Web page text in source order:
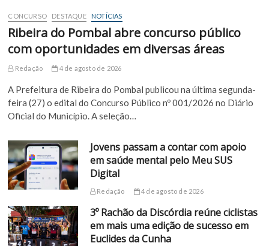
CONCURSO DESTAQUE NOTÍCIAS
Ribeira do Pombal abre concurso público
com oportunidades em diversas áreas
Redação 4 de agosto de 2026
A Prefeitura de Ribeira do Pombal publicou na última segunda-
feira (27) o edital do Concurso Público nº 001/2026 no Diário
Oficial do Município. A seleção…
Jovens passam a contar com apoio
em saúde mental pelo Meu SUS
Digital
Redação 4 de agosto de 2026
3º Rachão da Discórdia reúne ciclistas
em mais uma edição de sucesso em
Euclides da Cunha